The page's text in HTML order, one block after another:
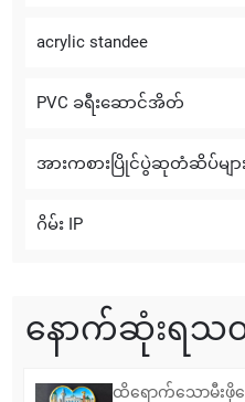
acrylic standee
PVC ခရီးဆောင်အိတ်
အားကစားပြိုင်ပွဲဆုတံဆိပ်မျာ
ဂိမ်း IP
နောက်ဆုံးရသတ
ထိရောက်သောမီးဖို